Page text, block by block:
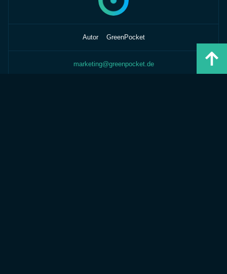
Autor GreenPocket
marketing@greenpocket.de